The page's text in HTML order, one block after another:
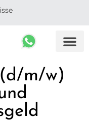
m/w)